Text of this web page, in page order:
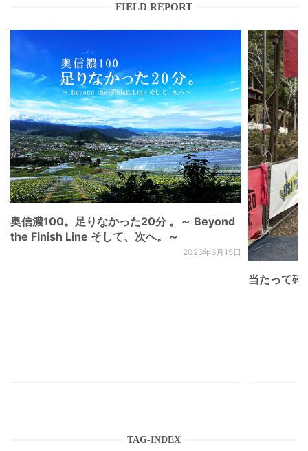
FIELD REPORT
奥信濃100。足りなかった20分 。～ Beyond
the Finish Line そして、次へ。～
2026年6月15日
当たって砕
TAG-INDEX